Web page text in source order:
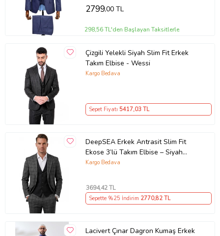
2799,00 TL
298,56 TL'den Başlayan Taksitlerle
Çizgili Yelekli Siyah Slim Fit Erkek
Takım Elbise - Wessi
Kargo Bedava
Sepet Fiyatı 5417,03 TL
DeepSEA Erkek Antrasit Slim Fit
Ekose 3’lü Takım Elbise – Siyah
Yelekli Kare Desenli Takım 2601589
Kargo Bedava
3694,42 TL
Sepette %25 İndirim 2770,82 TL
Lacivert Çınar Dagron Kumaş Erkek